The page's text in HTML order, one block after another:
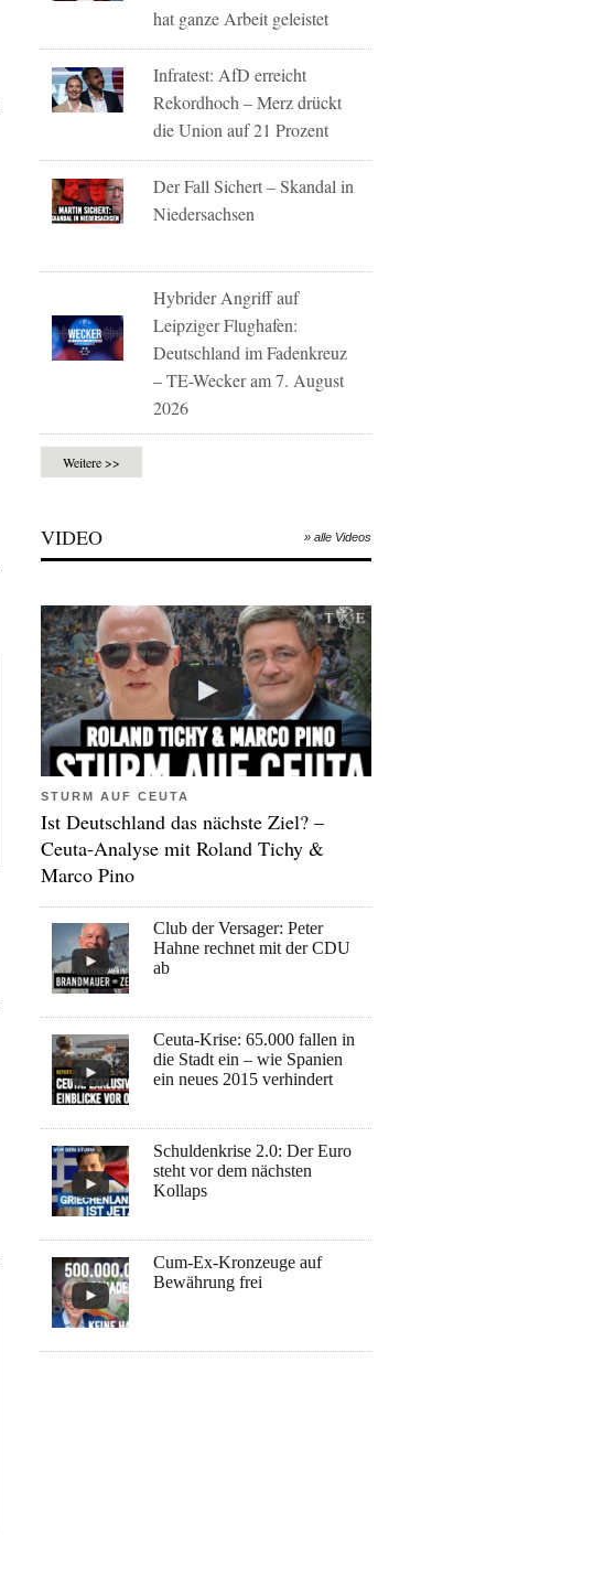
hat ganze Arbeit geleistet
Infratest: AfD erreicht
Rekordhoch – Merz drückt
die Union auf 21 Prozent
Der Fall Sichert – Skandal in
Niedersachsen
Hybrider Angriff auf
Leipziger Flughafen:
Deutschland im Fadenkreuz
– TE-Wecker am 7. August
2026
Weitere >>
VIDEO » alle Videos
STURM AUF CEUTA
Ist Deutschland das nächste Ziel? –
Ceuta-Analyse mit Roland Tichy &
Marco Pino
Club der Versager: Peter
Hahne rechnet mit der CDU
ab
Ceuta-Krise: 65.000 fallen in
die Stadt ein – wie Spanien
ein neues 2015 verhindert
Schuldenkrise 2.0: Der Euro
steht vor dem nächsten
Kollaps
Cum-Ex-Kronzeuge auf
Bewährung frei